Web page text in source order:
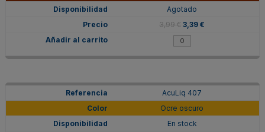
Agotado
3,99 € 3,39 €
AcuLiq 407
Ocre oscuro
En stock